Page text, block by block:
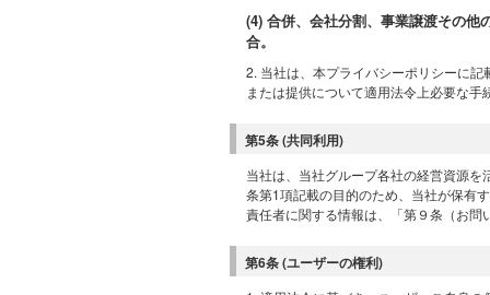
(4) 合併、会社分割、事業譲渡その他
合。
2. 当社は、本プライバシーポリシーに
または提供について適用法令上必要な手
第5条 (共同利用)
当社は、当社グループ各社の経営資源
条第1項記載の目的のため、当社が保有
責任者に関する情報は、「第９条（お
第6条 (ユーザーの権利)